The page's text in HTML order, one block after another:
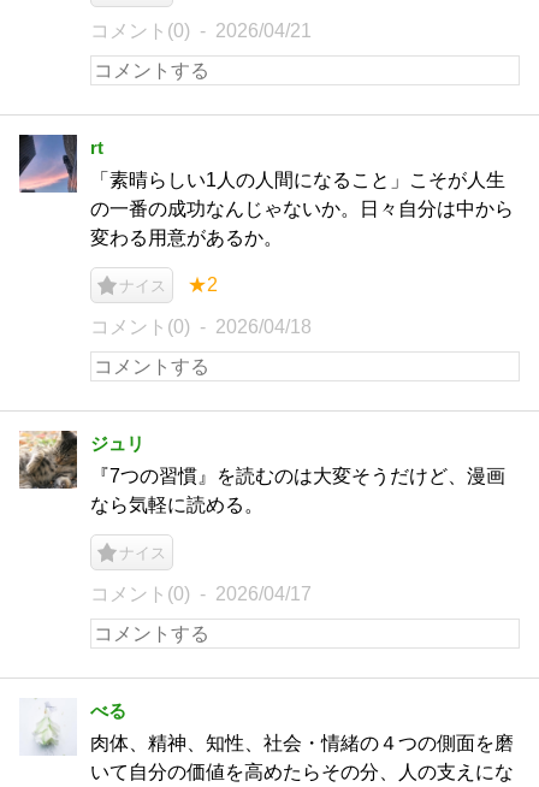
コメント(0) 2026/04/21
rt
「素晴らしい1人の人間になること」こそが人生
の一番の成功なんじゃないか。日々自分は中から
変わる用意があるか。
ナイス ★2
コメント(0) 2026/04/18
ジュリ
『7つの習慣』を読むのは大変そうだけど、漫画
なら気軽に読める。
ナイス
コメント(0) 2026/04/17
べる
肉体、精神、知性、社会・情緒の４つの側面を磨
いて自分の価値を高めたらその分、人の支えにな